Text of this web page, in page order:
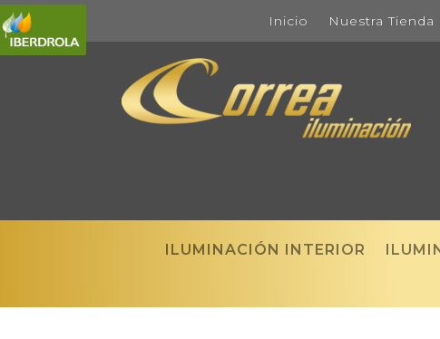
Inicio Nuestra Tienda
ILUMINACIÓN INTERIOR